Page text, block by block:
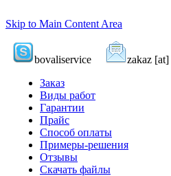
Skip to Main Content Area
bovaliservice zakaz [at]
Заказ
Виды работ
Гарантии
Прайс
Способ оплаты
Примеры-решения
Отзывы
Скачать файлы